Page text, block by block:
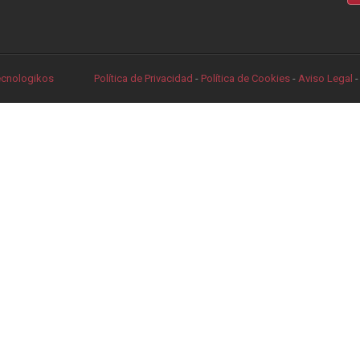
Política de Privacidad - Política de Cookies - Aviso Legal -